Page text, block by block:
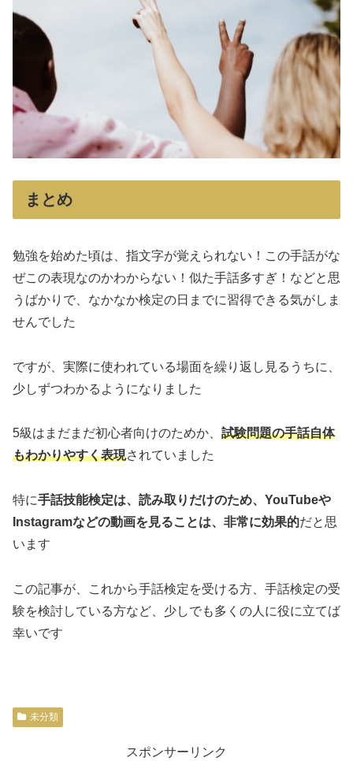
まとめ
勉強を始めた頃は、指文字が覚えられない！この手話がな
ぜこの表現なのかわからない！似た手話多すぎ！などと思
うばかりで、なかなか検定の日までに習得できる気がしま
せんでした
ですが、実際に使われている場面を繰り返し見るうちに、
少しずつわかるようになりました
5級はまだまだ初心者向けのためか、 試験問題の手話自体
もわかりやすく表現されていました
特に手話技能検定は、読み取りだけのため、YouTubeや
Instagramなどの動画を見ることは、非常に効果的だと思
います
この記事が、これから手話検定を受ける方、手話検定の受
験を検討している方など、少しでも多くの人に役に立てば
幸いです
未分類
スポンサーリンク